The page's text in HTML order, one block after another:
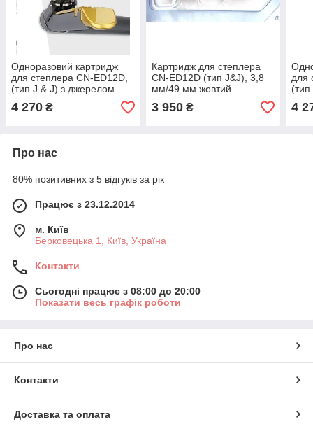
Одноразовий картридж
для степлера CN-ED12D,
(тип J & J) з джерелом
світла, 3,5мм/49мм синій
4 270 ₴
Картридж для степлера
CN-ED12D (тип J&J), 3,8
мм/49 мм жовтий
3 950₴
для
4
Про нас
80% позитивних з 5 відгуків за рік
Працює з 23.12.2014
м. Київ
Берковецька 1, Київ, Україна
Контакти
Сьогодні працює з 08:00 до 20:00
Показати весь графік роботи
Про нас
Контакти
Доставка та оплата